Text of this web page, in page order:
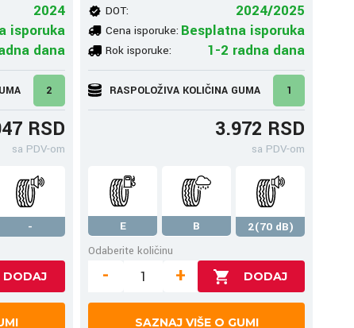
2024
isporuka
dana
2
RSD
sa PDV-om
-
DOT: 2024/2025
Cena isporuke: Besplatna isporuka
Rok isporuke: 1-2 radna dana
RASPOLOŽIVA KOLIČINA GUMA 1
3.972 RSD
sa PDV-om
E B
2(70 dB)
Odaberite količinu
- +
SAZNAJ VIŠE O GUMI